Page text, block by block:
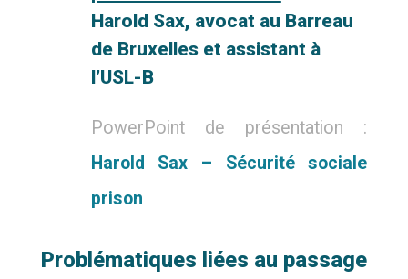
Harold Sax, avocat au Barreau
de Bruxelles et assistant à
l’USL-B
PowerPoint de présentation :
Harold Sax – Sécurité sociale
prison
Problématiques liées au passage